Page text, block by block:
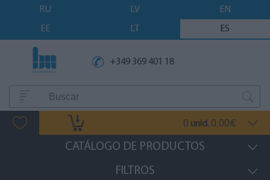
RU LV
EN
EE
LT ES
+349 369 401 18
0 unid. 0.00€
CATÁLOGO DE PRODUCTOS
FILTROS